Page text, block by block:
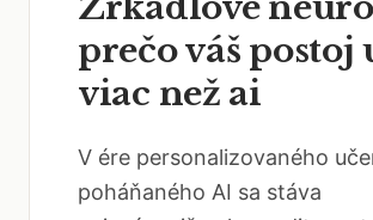
prečo váš postoj
viac než ai
V ére personalizovaného
poháňaného AI sa stáva